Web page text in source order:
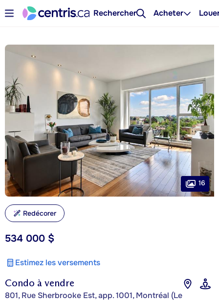
Rechercher Acheter
Condo à vendre
801, Rue Sherbrooke Est, app. 1001, Montréal (Le
534 000 $
Estimez les versements
16
Redécorer